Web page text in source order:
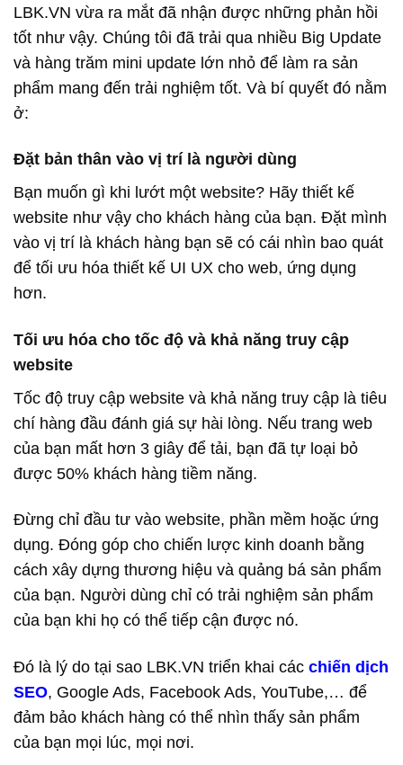
LBK.VN vừa ra mắt đã nhận được những phản hồi
tốt như vậy. Chúng tôi đã trải qua nhiều Big Update
và hàng trăm mini update lớn nhỏ để làm ra sản
phẩm mang đến trải nghiệm tốt. Và bí quyết đó nằm
ở:
Đặt bản thân vào vị trí là người dùng
Bạn muốn gì khi lướt một website? Hãy thiết kế
website như vậy cho khách hàng của bạn. Đặt mình
vào vị trí là khách hàng bạn sẽ có cái nhìn bao quát
để tối ưu hóa thiết kế UI UX cho web, ứng dụng
hơn.
Tối ưu hóa cho tốc độ và khả năng truy cập
website
Tốc độ truy cập website và khả năng truy cập là tiêu
chí hàng đầu đánh giá sự hài lòng. Nếu trang web
của bạn mất hơn 3 giây để tải, bạn đã tự loại bỏ
được 50% khách hàng tiềm năng.
Đừng chỉ đầu tư vào website, phần mềm hoặc ứng
dụng. Đóng góp cho chiến lược kinh doanh bằng
cách xây dựng thương hiệu và quảng bá sản phẩm
của bạn. Người dùng chỉ có trải nghiệm sản phẩm
của bạn khi họ có thể tiếp cận được nó.
Đó là lý do tại sao LBK.VN triển khai các chiến dịch
SEO, Google Ads, Facebook Ads, YouTube,… để
đảm bảo khách hàng có thể nhìn thấy sản phẩm
của bạn mọi lúc, mọi nơi.